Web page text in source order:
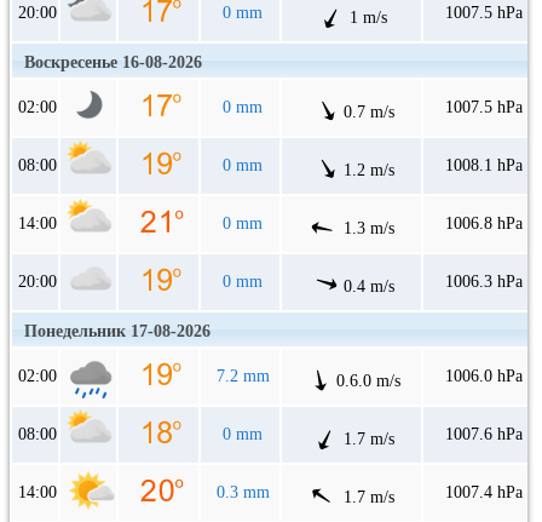
20:00 0 mm 1 m/s 1007.5 hPa
Воскресенье 16-08-2026
02:00 0 mm 0.7 m/s 1007.5 hPa
08:00 0 mm 1.2 m/s 1008.1 hPa
14:00 0 mm 1.3 m/s 1006.8 hPa
20:00 0 mm 0.4 m/s 1006.3 hPa
Понедельник 17-08-2026
02:00 7.2 mm 0.6.0 m/s 1006.0 hPa
08:00 0 mm 1.7 m/s 1007.6 hPa
14:00 0.3 mm 1.7 m/s 1007.4 hPa